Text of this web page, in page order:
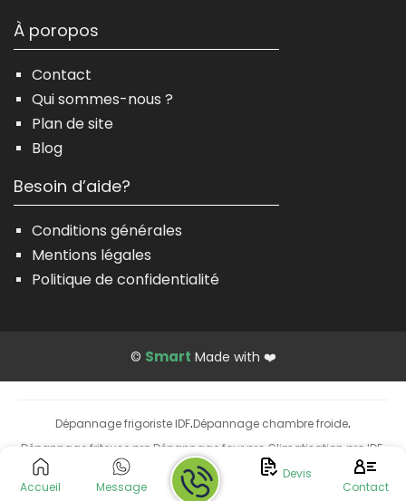
À poropos
Contact
Qui sommes-nous ?
Plan de site
Blog
Besoin d’aide?
Conditions générales
Mentions légales
Politique de confidentialité
© Smart Made with ❤️
Accueil Message
Devis
Contact
Dépannage frigoriste IDF·Dépannage chambre froide·
Dépannage friteuse pro Dépannage four pro Climatisation pro IDF
Installation climatisation